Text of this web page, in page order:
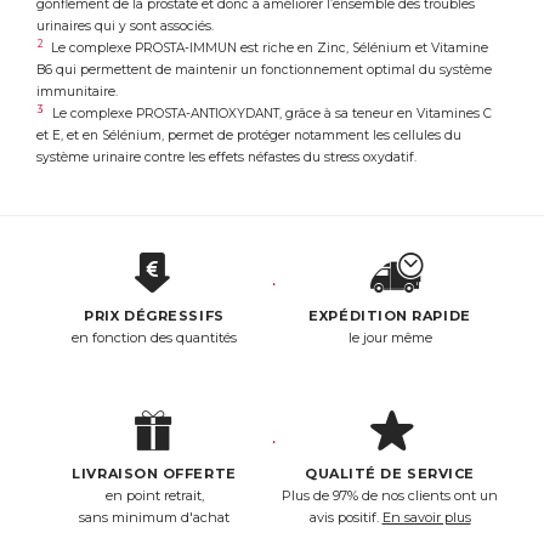
les cellules de la prostate contre le stress oxydatif.
ACL :
6024254
EAN :3401560242546
Télécharger la fiche produit
gonflement de la prostate et donc à améliorer l’ensemble des troubles
urinaires qui y sont associés.
2
Le complexe PROSTA-IMMUN est riche en Zinc, Sélénium et Vitamine
B6 qui permettent de maintenir un fonctionnement optimal du système
immunitaire.
3
Le complexe PROSTA-ANTIOXYDANT, grâce à sa teneur en Vitamines C
et E, et en Sélénium, permet de protéger notamment les cellules du
système urinaire contre les effets néfastes du stress oxydatif.
PRIX DÉGRESSIFS
en fonction des quantités
EXPÉDITION RAPIDE
le jour même
LIVRAISON OFFERTE
en point retrait,
sans minimum d'achat
QUALITÉ DE SERVICE
Plus de 97% de nos clients ont un
avis positif. En savoir plus